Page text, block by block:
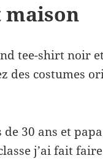
maison
tee-shirt noir
des costumes
30 ans et
j’ai fait